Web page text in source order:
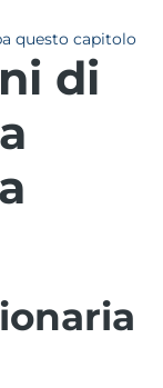
questo capitolo
di